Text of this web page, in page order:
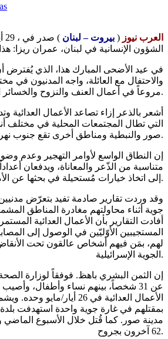
العرب نيوز ( بيروت – لبنان
الشؤون الإنسانية في لبنان، عمران ريزا: هذا
في عيد الأضحى المبارك هذا، الذي يُفترض
والاحتفال مع العائلة، واجه المدنيون في
مروعاً في أعمال العنف والنزوح والخسائر البشرية.
أشعر بالذعر إزاء تصاعد الأعمال العدائية
التي تطال المجتمعات المحلية في مختلف
صور والنبطية ومناطق أخرى تقع جنوب نهر الزهراني.
إن النطاق الواسع لأوامر التهجير وعدم
متناسبة من الذّعر والمعاناة، ويدفعان
إلى اتخاذ خيارات مُستحيلة في بحثها عن الأمان.
وقد وردت تقارير صادمة تفيد بتعرّض
جوية أثناء محاولتهم مغادرة المناطق
أفادت التقارير بأن الأعمال العدائية
المستجيبين الأوّليّين في الوصول إلى
لهم، بمَن فيهم أشخاص عالقون تحت
الجوية الإسرائيلية.
إن الثمن البشري باهظ. فوفقاً لوزارة
بمقتلهم في غارة جوية واحدة استهدفت
62 آخرون بجروح.